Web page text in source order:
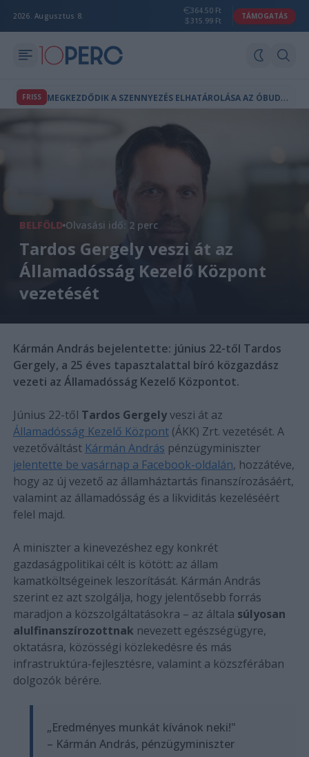
2026. Augusztus 8.
364.50 Ft
315.99 Ft
TÁMOGATÁS
FRISS M
EGKEZDŐDIK A SZENNYEZÉS ELHATÁROLÁSA AZ ÓBUDAI GÁZGYÁRNÁL
BELFÖLD Olvasási idő: 2 perc
Tardos Gergely veszi át az
Államadósság Kezelő Központ
vezetését
Kármán András bejelentette: június 22-től Tardos
Gergely, a 25 éves tapasztalattal bíró közgazdász
vezeti az Államadósság Kezelő Központot.
Június 22-től Tardos Gergelyveszi át az
Államadósság Kezelő Központ(ÁKK) Zrt. vezetését. A
vezetőváltást Kármán András pénzügyminiszter
jelentette be vasárnap a Facebook-oldalán, hozzátéve,
hogy az új vezető az államháztartás finanszírozásáért,
valamint az államadósság és a likviditás kezeléséért
felel majd.
A miniszter a kinevezéshez egy konkrét
gazdaságpolitikai célt is kötött: az állam
kamatköltségeinek leszorítását. Kármán András
szerint ez azt szolgálja, hogy jelentősebb forrás
maradjon a közszolgáltatásokra – az általa súlyosan
alulfinanszírozottnak nevezett egészségügyre,
oktatásra, közösségi közlekedésre és más
infrastruktúra-fejlesztésre, valamint a közszférában
dolgozók bérére.
„Eredményes munkát kívánok neki!"
– Kármán András, pénzügyminiszter